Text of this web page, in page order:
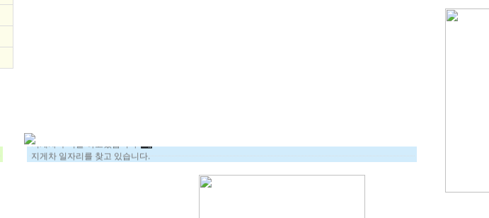
지게차 구직을 하고있습니다
지게차 일자리를 찾고 있습니다.
지게차분야 지원합니다
주말에 근무 할 수 있는 지게차 알바자리를 구하고 있습니다.